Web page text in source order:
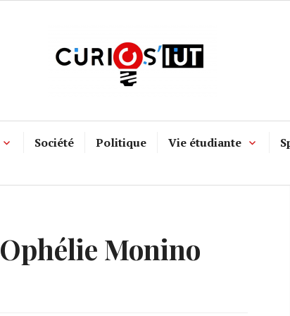
Société Politique Vie étudiante
Ophélie Monino